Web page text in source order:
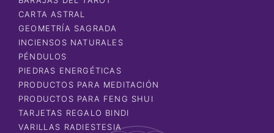
CARTA ASTRAL
GEOMETRÍA SAGRADA
INCIENSOS NATURALES
PÉNDULOS
PIEDRAS ENERGÉTICAS
PRODUCTOS PARA MEDITACIÓN
PRODUCTOS PARA FENG SHUI
TARJETAS REGALO BINDI
VARILLAS RADIESTESIA